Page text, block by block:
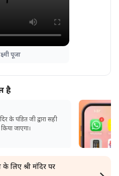
पूजा
है
के पंडित जी द्वारा सही
जाएगा।
लिए श्री मंदिर पर